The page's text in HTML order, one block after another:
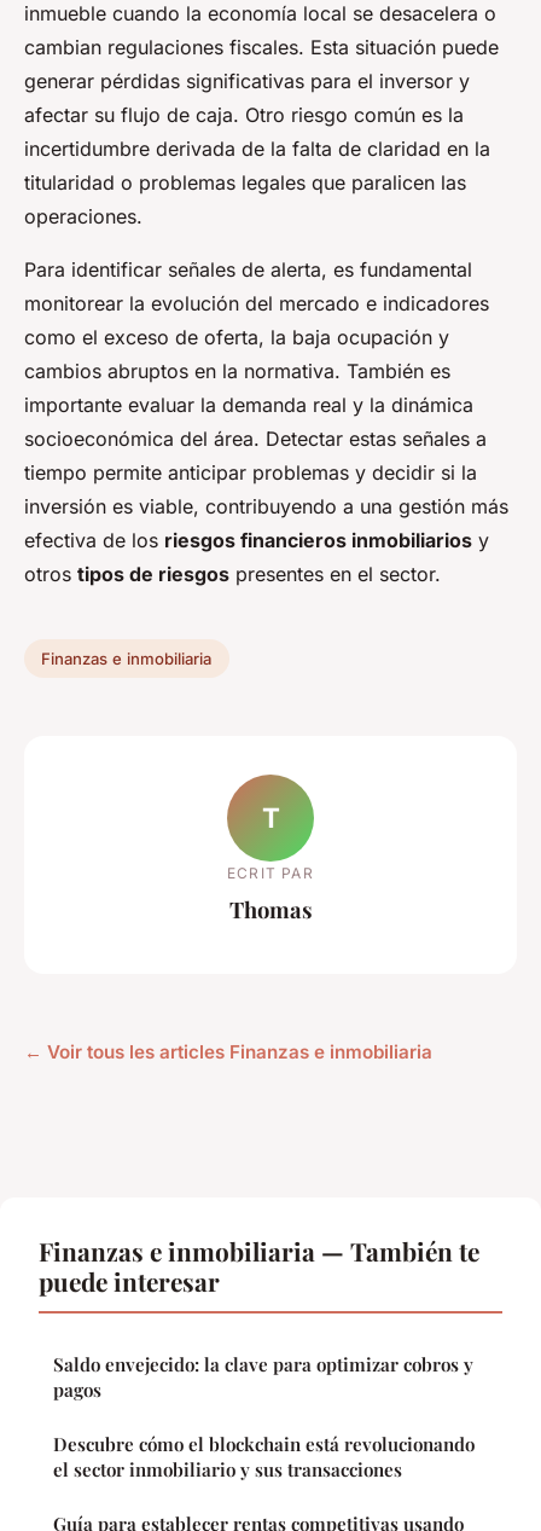
inmueble cuando la economía local se desacelera o
cambian regulaciones fiscales. Esta situación puede
generar pérdidas significativas para el inversor y
afectar su flujo de caja. Otro riesgo común es la
incertidumbre derivada de la falta de claridad en la
titularidad o problemas legales que paralicen las
operaciones.
Para identificar señales de alerta, es fundamental
monitorear la evolución del mercado e indicadores
como el exceso de oferta, la baja ocupación y
cambios abruptos en la normativa. También es
importante evaluar la demanda real y la dinámica
socioeconómica del área. Detectar estas señales a
tiempo permite anticipar problemas y decidir si la
inversión es viable, contribuyendo a una gestión más
efectiva de los riesgos financieros inmobiliarios y
otros tipos de riesgos presentes en el sector.
Finanzas e inmobiliaria
T
ECRIT PAR
Thomas
← Voir tous les articles Finanzas e inmobiliaria
Finanzas e inmobiliaria — También te
puede interesar
Saldo envejecido: la clave para optimizar cobros y
pagos
Descubre cómo el blockchain está revolucionando
el sector inmobiliario y sus transacciones
Guía para establecer rentas competitivas usando